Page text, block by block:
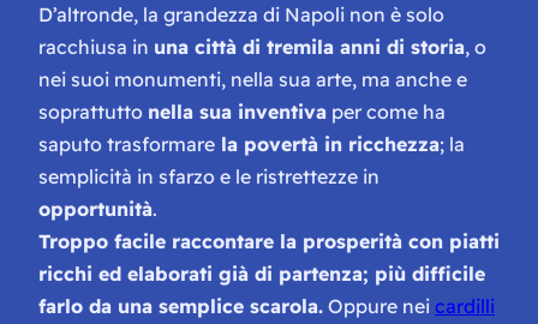
D’altronde, la grandezza di Napoli non è solo
racchiusa in una città di tremila anni di storia, o
nei suoi monumenti, nella sua arte, ma anche e
soprattutto nella sua inventiva per come ha
saputo trasformare la povertà in ricchezza; la
semplicità in sfarzo e le ristrettezze in
opportunità.
Troppo facile raccontare la prosperità con piatti
ricchi ed elaborati già di partenza; più difficile
farlo da una semplice scarola. Oppure nei cardilli